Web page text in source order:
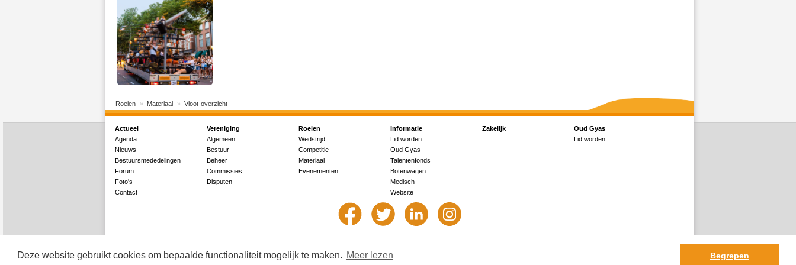
Deze website gebruikt cookies om bepaalde functionaliteit mogelijk te maken. Meer lezen Begrepen
Roeien Materiaal Vloot-overzicht
Actueel
Agenda
Nieuws
Bestuursmededelingen
Forum
Foto's
Contact
Vereniging
Algemeen
Bestuur
Beheer
Commissies
Disputen
Roeien
Wedstrijd
Competitie
Materiaal
Evenementen
Informatie
Lid worden
Oud Gyas
Talentenfonds
Botenwagen
Medisch
Website
Zakelijk
Oud Gyas
Lid worden